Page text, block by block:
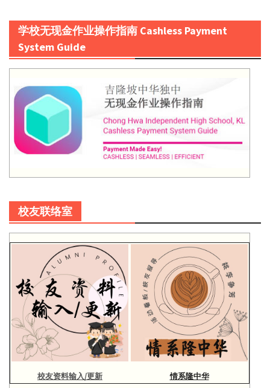
学校无现金作业操作指南 Cashless Payment
System Guide
校友联络室
校友资料输入/更新 情系隆中华